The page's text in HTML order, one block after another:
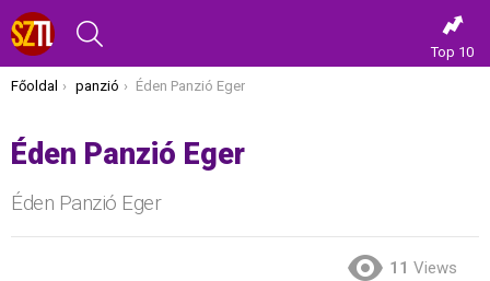
Top 10
Itt vagy most:
Főoldal panzió Éden Panzió Eger
Éden Panzió Eger
Éden Panzió Eger
11 Views